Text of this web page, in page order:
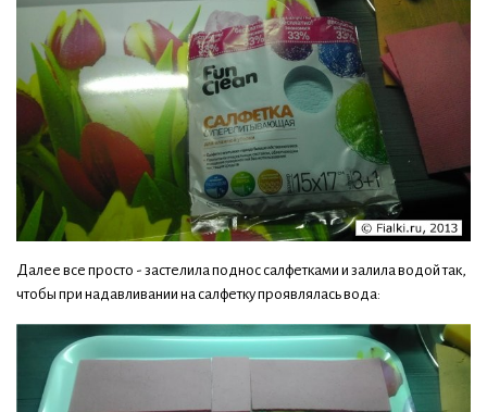
Далее все просто - застелила поднос салфетками и залила водой так,
чтобы при надавливании на салфетку проявлялась вода: